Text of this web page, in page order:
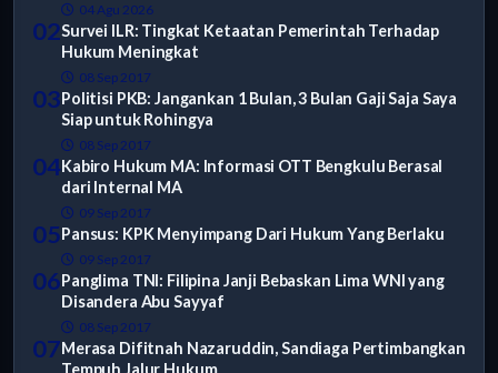
04 Agu 2026
02Survei ILR: Tingkat Ketaatan Pemerintah Terhadap
Hukum Meningkat
08 Sep 2017
03Politisi PKB: Jangankan 1 Bulan, 3 Bulan Gaji Saja Saya
Siap untuk Rohingya
08 Sep 2017
04Kabiro Hukum MA: Informasi OTT Bengkulu Berasal
dari Internal MA
09 Sep 2017
05Pansus: KPK Menyimpang Dari Hukum Yang Berlaku
09 Sep 2017
06Panglima TNI: Filipina Janji Bebaskan Lima WNI yang
Disandera Abu Sayyaf
08 Sep 2017
07Merasa Difitnah Nazaruddin, Sandiaga Pertimbangkan